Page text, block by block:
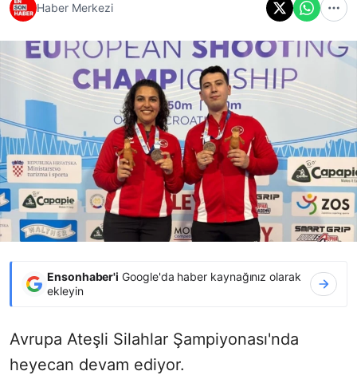
Haber Merkezi
Ensonhaber'i Google'da haber kaynağınız olarak
ekleyin
Avrupa Ateşli Silahlar Şampiyonası'nda
heyecan devam ediyor.